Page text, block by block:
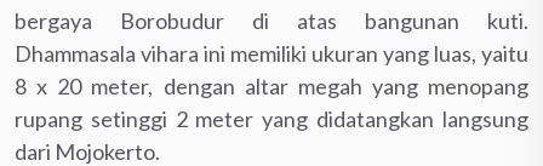
bergaya Borobudur di atas bangunan kuti.
Dhammasala vihara ini memiliki ukuran yang luas, yaitu
8 x 20 meter, dengan altar megah yang menopang
rupang setinggi 2 meter yang didatangkan langsung
dari Mojokerto.